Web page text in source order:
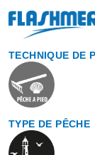
TECHNIQUE DE
TYPE DE PÊCHE